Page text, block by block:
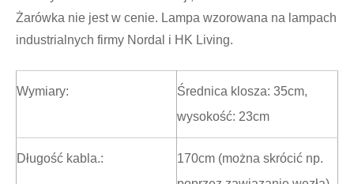
Żarówka nie jest w cenie. Lampa wzorowana na lampach
industrialnych firmy Nordal i HK Living.
Wymiary:
Średnica klosza: 35cm,
wysokość: 23cm
Długość kabla.:
170cm (można skrócić np.